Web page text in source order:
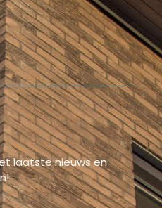
laatste nieuws en